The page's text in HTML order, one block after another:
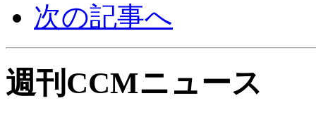
次の記事へ
週刊CCMニュース